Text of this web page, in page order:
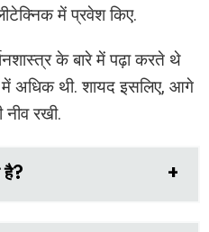
में प्रवेश किए.
के बारे में पढ़ा करते थे
अधिक थी. शायद इसलिए, आगे
रखी.
है?